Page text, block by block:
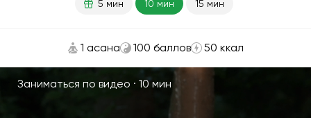
5 мин 10 мин 15 мин
1 асана 100 баллов 50 ккал
Заниматься по видео · 10 мин